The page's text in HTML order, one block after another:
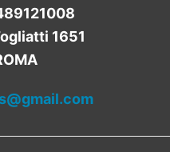
1651